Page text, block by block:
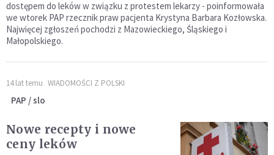
dostępem do leków w związku z protestem lekarzy - poinformowała
we wtorek PAP rzecznik praw pacjenta Krystyna Barbara Kozłowska.
Najwięcej zgłoszeń pochodzi z Mazowieckiego, Śląskiego i
Małopolskiego.
14 lat temu WIADOMOŚCI Z POLSKI
PAP / slo
Nowe recepty i nowe
ceny leków